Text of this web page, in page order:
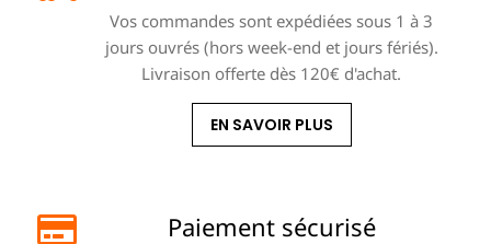
Vos commandes sont expédiées sous 1 à 3
jours ouvrés (hors week-end et jours fériés).
Livraison offerte dès 120€ d'achat.
EN SAVOIR PLUS
Paiement sécurisé